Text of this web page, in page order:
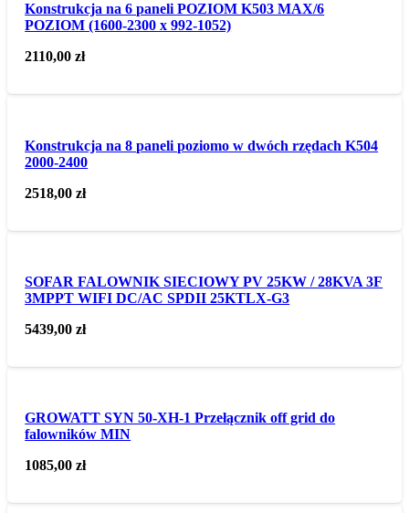
Konstrukcja na 6 paneli POZIOM K503 MAX/6
POZIOM (1600-2300 x 992-1052)
2110,00zł
Konstrukcja na 8 paneli poziomo w dwóch rzędach K504
2000-2400
2518,00zł
SOFAR FALOWNIK SIECIOWY PV 25KW / 28KVA 3F
3MPPT WIFI DC/AC SPDII 25KTLX-G3
5439,00zł
GROWATT SYN 50-XH-1 Przełącznik off grid do
falowników MIN
1085,00zł